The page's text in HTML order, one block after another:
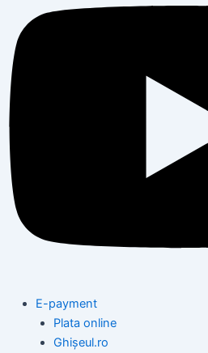
E-payment
Plata online
Ghișeul.ro